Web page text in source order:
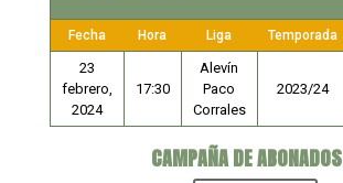
Fecha Hora Liga Temporada
23
febrero,
2024
17:30
Alevín
Paco
Corrales
2023/24
CAMPAÑA DE ABONADOS